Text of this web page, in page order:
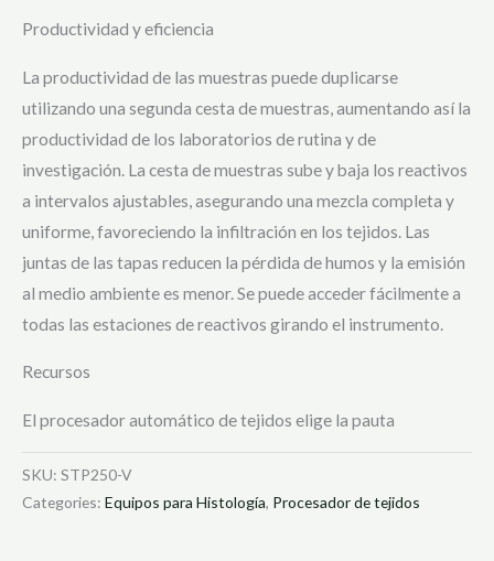
Productividad y eficiencia
La productividad de las muestras puede duplicarse
utilizando una segunda cesta de muestras, aumentando así la
productividad de los laboratorios de rutina y de
investigación. La cesta de muestras sube y baja los reactivos
a intervalos ajustables, asegurando una mezcla completa y
uniforme, favoreciendo la infiltración en los tejidos. Las
juntas de las tapas reducen la pérdida de humos y la emisión
al medio ambiente es menor. Se puede acceder fácilmente a
todas las estaciones de reactivos girando el instrumento.
Recursos
El procesador automático de tejidos elige la pauta
SKU: STP250-V
Categories: Equipos para Histología, Procesador de tejidos